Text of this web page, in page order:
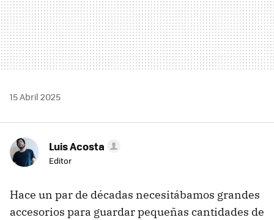
15 Abril 2025
Luis Acosta
Editor
Hace un par de décadas necesitábamos grandes
accesorios para guardar pequeñas cantidades de